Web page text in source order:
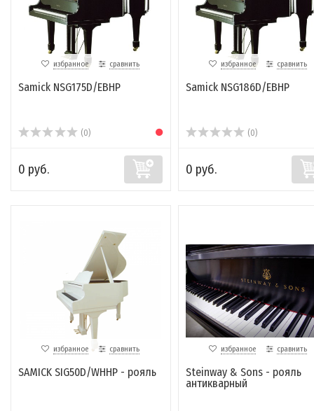
избранное сравнить
Samick NSG175D/EBHP
(0)
0 руб.
избранное сравнить
Samick NSG186D/EBHP
(0)
0 руб.
избранное сравнить
SAMICK SIG50D/WHHP - рояль
избранное сравнить
Steinway & Sons - рояль
антикварный